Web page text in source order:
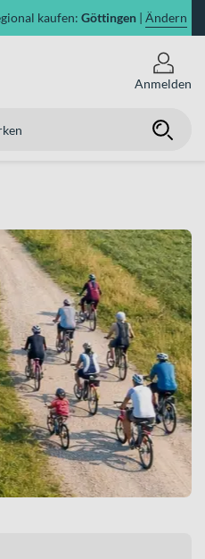
kaufen: Göttingen | Ändern
Anmelden